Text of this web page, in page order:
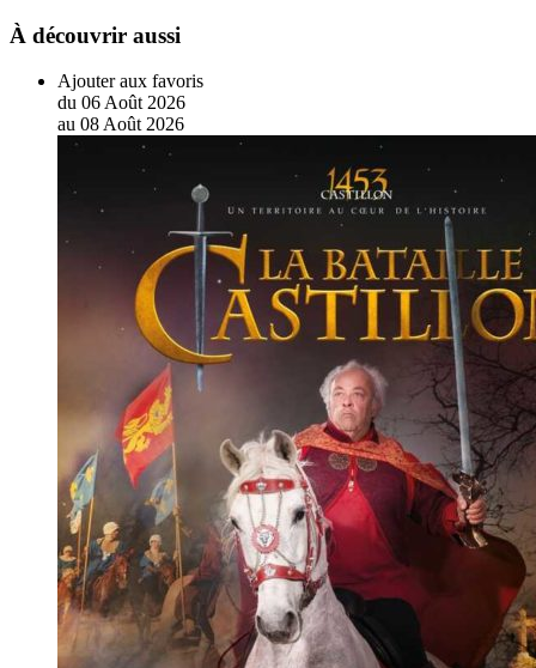
À découvrir aussi
Ajouter aux favoris
du 06 Août 2026
au 08 Août 2026